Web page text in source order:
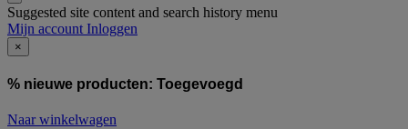
Suggested site content and search history menu
Mijn account Inloggen
×
% nieuwe producten: Toegevoegd
Naar winkelwagen